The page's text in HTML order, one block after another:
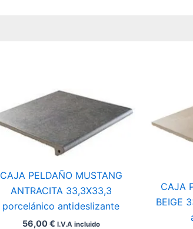
CAJA PELDAÑO MUSTANG
ANTRACITA 33,3X33,3
porcelánico antideslizante
56,00€ I.V.A incluido
CAJA
BEIGE